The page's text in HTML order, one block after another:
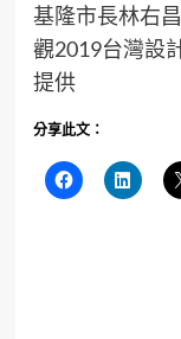
基隆市長林右
觀2019台灣設
提供
分享此文：